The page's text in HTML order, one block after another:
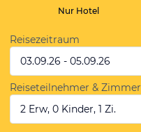
Nur Hotel
Reisezeitraum
03.09.26 - 05.09.26
Reiseteilnehmer & Zimmer
2 Erw, 0 Kinder, 1 Zi.